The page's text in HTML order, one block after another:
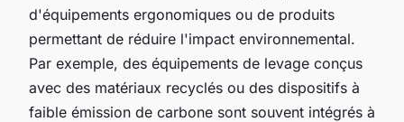
d'équipements ergonomiques ou de produits
permettant de réduire l'impact environnemental.
Par exemple, des équipements de levage conçus
avec des matériaux recyclés ou des dispositifs à
faible émission de carbone sont souvent intégrés à